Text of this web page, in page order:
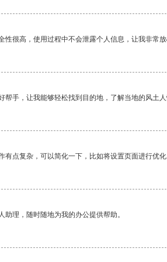
性很高，使用过程中不会泄露个人信息，让我非常放
帮手，让我能够轻松找到目的地，了解当地的风土人
有点复杂，可以简化一下，比如将设置页面进行优化
助理，随时随地为我的办公提供帮助。